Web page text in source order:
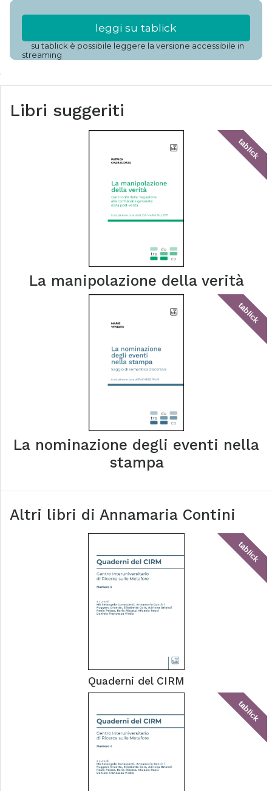
leggi su tablick
su tablick è possibile leggere la versione accessibile in
streaming
Libri suggeriti
tablick
La manipolazione della verità
tablick
La nominazione degli eventi nella
stampa
Altri libri di Annamaria Contini
tablick
Quaderni del CIRM
tablick